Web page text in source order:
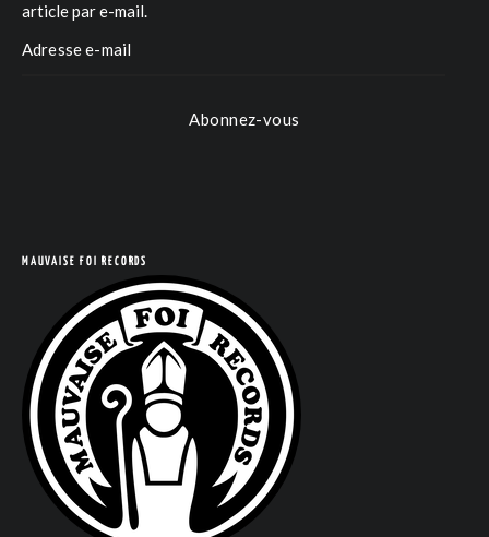
article par e-mail.
Abonnez-vous
MAUVAISE FOI RECORDS